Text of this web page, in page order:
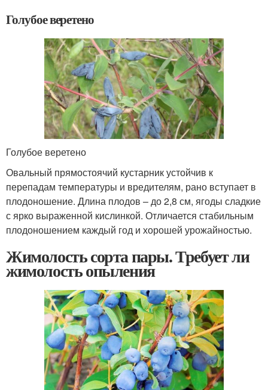
Голубое веретено
Голубое веретено
Овальный прямостоячий кустарник устойчив к
перепадам температуры и вредителям, рано вступает в
плодоношение. Длина плодов – до 2,8 см, ягоды сладкие
с ярко выраженной кислинкой. Отличается стабильным
плодоношением каждый год и хорошей урожайностью.
Жимолость сорта пары. Требует ли
жимолость опыления